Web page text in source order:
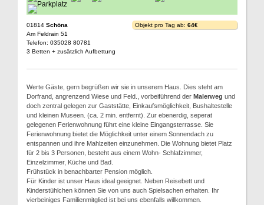
01814 Schöna
Am Feldrain 51
Telefon: 035028 80781
3 Betten + zusätzlich Aufbettung
Objekt pro Tag ab: 64€
Werte Gäste, gern begrüßen wir sie in unserem Haus. Dies steht am
Dorfrand, angrenzend Wiese und Feld., vorbeiführend der Malerweg und
doch zentral gelegen zur Gaststätte, Einkaufsmöglichkeit, Bushaltestelle
und kleinen Museen. (ca. 2 min. entfernt). Zur ebenerdig, seperat
gelegenen Ferienwohnung führt eine kleine Eingangsterrasse. Sie
Ferienwohnung bietet die Möglichkeit unter einem Sonnendach zu
entspannen und ihre Mahlzeiten einzunehmen. Die Wohnung bietet Platz
für 2 bis 3 Personen, besteht aus einem Wohn- Schlafzimmer,
Einzelzimmer, Küche und Bad.
Frühstück in benachbarter Pension möglich.
Für Kinder ist unser Haus ideal geeignet. Neben Reisebett und
Kinderstühlchen können Sie von uns auch Spielsachen erhalten. Ihr
vierbeiniges Familienmitglied ist bei uns ebenfalls willkommen.